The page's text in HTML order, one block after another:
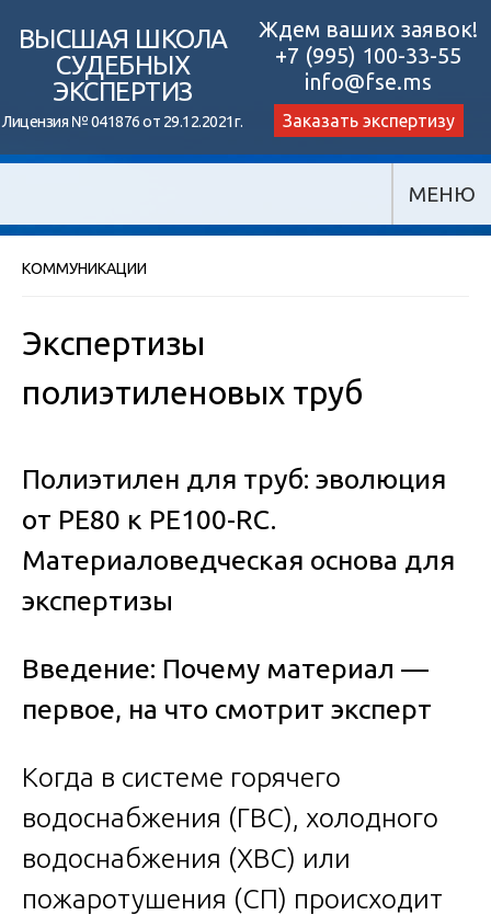
content
ВЫСШАЯ ШКОЛА
СУДЕБНЫХ
ЭКСПЕРТИЗ
Лицензия № 041876 от 29.12.2021г.
Ждем ваших заявок!
+7 (995) 100-33-55
info@fse.ms
Заказать экспертизу
МЕНЮ
КОММУНИКАЦИИ
Экспертизы
полиэтиленовых труб
Полиэтилен для труб: эволюция
от PE80 к PE100-RC.
Материаловедческая основа для
экспертизы
Введение: Почему материал —
первое, на что смотрит эксперт
Когда в системе горячего
водоснабжения (ГВС), холодного
водоснабжения (ХВС) или
пожаротушения (СП) происходит